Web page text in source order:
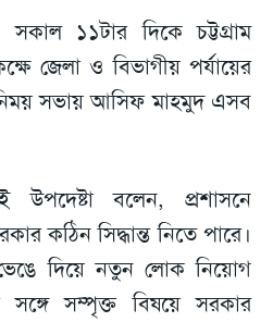
১১টার দিকে চট্টগ্রাম
জেলা ও বিভাগীয় পর্যায়ের
সভায় আসিফ মাহমুদ এসব
উপদেষ্টা বলেন, প্রশাসনে
কঠিন সিদ্ধান্ত নিতে পারে।
দিয়ে নতুন লোক নিয়োগ
সম্পৃক্ত বিষয়ে সরকার